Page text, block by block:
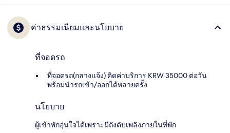
ค่าธรรมเนียมและนโยบาย
ที่จอดรถ
ที่จอดรถ(กลางแจ้ง) คิดค่าบริการ KRW 35000 ต่อวัน
พร้อมนำรถเข้า/ออกได้หลายครั้ง
นโยบาย
ผู้เข้าพักอุ่นใจได้เพราะมีถังดับเพลิงภายในที่พัก